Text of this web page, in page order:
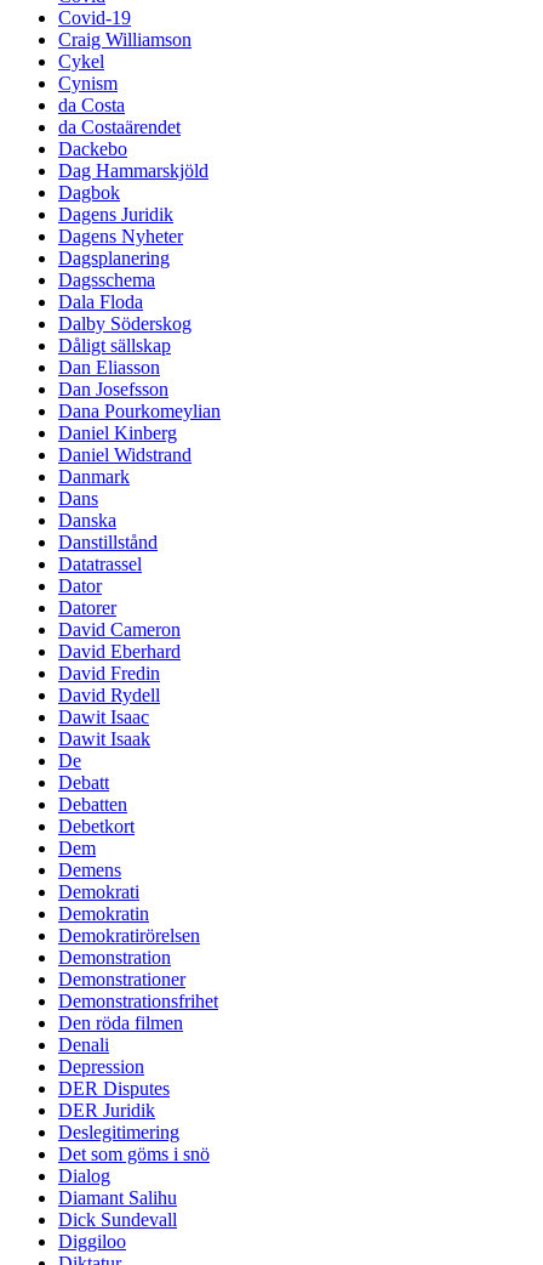
Covid-19
Craig Williamson
Cykel
Cynism
da Costa
da Costaärendet
Dackebo
Dag Hammarskjöld
Dagbok
Dagens Juridik
Dagens Nyheter
Dagsplanering
Dagsschema
Dala Floda
Dalby Söderskog
Dåligt sällskap
Dan Eliasson
Dan Josefsson
Dana Pourkomeylian
Daniel Kinberg
Daniel Widstrand
Danmark
Dans
Danska
Danstillstånd
Datatrassel
Dator
Datorer
David Cameron
David Eberhard
David Fredin
David Rydell
Dawit Isaac
Dawit Isaak
De
Debatt
Debatten
Debetkort
Dem
Demens
Demokrati
Demokratin
Demokratirörelsen
Demonstration
Demonstrationer
Demonstrationsfrihet
Den röda filmen
Denali
Depression
DER Disputes
DER Juridik
Deslegitimering
Det som göms i snö
Dialog
Diamant Salihu
Dick Sundevall
Diggiloo